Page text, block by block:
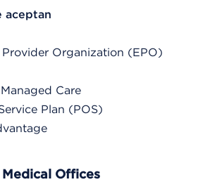
que se aceptan
aceptan
Provider Organization (EPO)
Care
Plan (POS)
Offices